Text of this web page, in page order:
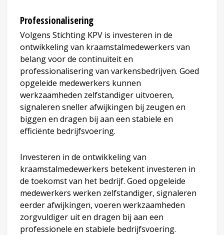
Professionalisering
Volgens Stichting KPV is investeren in de
ontwikkeling van kraamstalmedewerkers van
belang voor de continuïteit en
professionalisering van varkensbedrijven. Goed
opgeleide medewerkers kunnen
werkzaamheden zelfstandiger uitvoeren,
signaleren sneller afwijkingen bij zeugen en
biggen en dragen bij aan een stabiele en
efficiënte bedrijfsvoering.
Investeren in de ontwikkeling van
kraamstalmedewerkers betekent investeren in
de toekomst van het bedrijf. Goed opgeleide
medewerkers werken zelfstandiger, signaleren
eerder afwijkingen, voeren werkzaamheden
zorgvuldiger uit en dragen bij aan een
professionele en stabiele bedrijfsvoering.